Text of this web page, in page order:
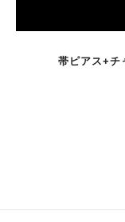
帯ピアス+